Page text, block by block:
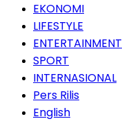
EKONOMI
LIFESTYLE
ENTERTAINMENT
SPORT
INTERNASIONAL
Pers Rilis
English